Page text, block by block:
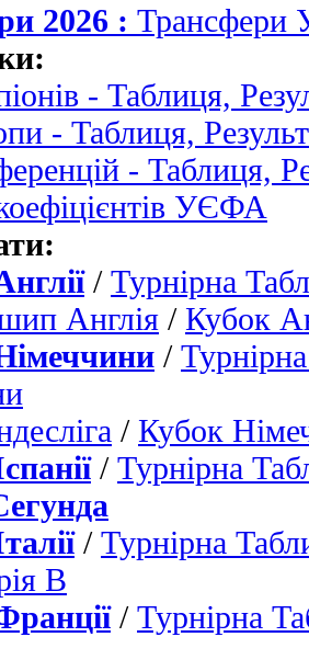
2026 : Трансфери
- Таблиця,
- Таблиця,
- Таблиця,
УЄФА
/ Турнірна
Англія / Кубок
/
/ Кубок
/ Турнірна
/ Турнірна
B
/ Турнірна